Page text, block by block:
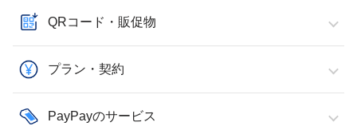
QRコード・販促物
プラン・契約
PayPayのサービス